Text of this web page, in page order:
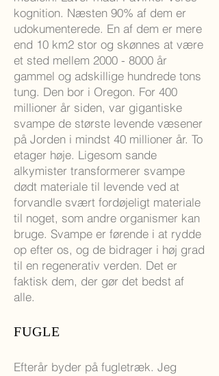
kognition. Næsten 90% af dem er
udokumenterede. En af dem er mere
end 10 km2 stor og skønnes at være
et sted mellem 2000 - 8000 år
gammel og adskillige hundrede tons
tung. Den bor i Oregon. For 400
millioner år siden, var gigantiske
svampe de største levende væsener
på Jorden i mindst 40 millioner år. To
etager høje. Ligesom sande
alkymister transformerer svampe
dødt materiale til levende ved at
forvandle svært fordøjeligt materiale
til noget, som andre organismer kan
bruge. Svampe er førende i at rydde
op efter os, og de bidrager i høj grad
til en regenerativ verden. Det er
faktisk dem, der gør det bedst af
alle.
FUGLE
Efterår byder på fugletræk. Jeg